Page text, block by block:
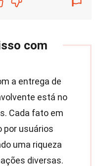
com
a entrega de
está no
Cada fato em
por usuários
uma riqueza
diversas.